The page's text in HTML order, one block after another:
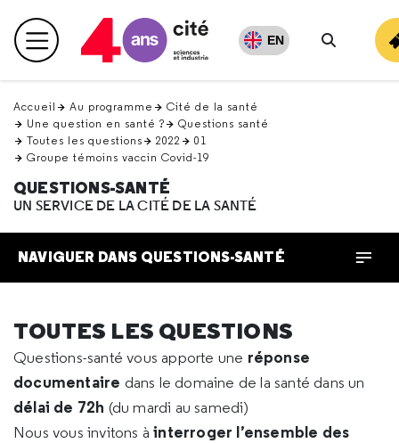
en
haut Menu principal EN
Accueil Au programme
Cité de la santé
Une question en santé ?
Questions santé
Toutes les questions
2022
01
Groupe témoins vaccin Covid-19
QUESTIONS-SANTÉ
UN SERVICE DE LA CITÉ DE LA SANTÉ
NAVIGUER DANS QUESTIONS-SANTÉ
TOUTES LES QUESTIONS
Questions-santé vous apporte une réponse
documentaire dans le domaine de la santé dans un
délai de 72h (du mardi au samedi)
Nous vous invitons àinterroger l’ensemble des